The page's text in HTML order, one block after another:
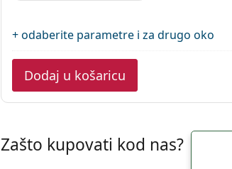
+ odaberite parametre i za drugo oko
Dodaj u košaricu
Zašto kupovati kod nas?